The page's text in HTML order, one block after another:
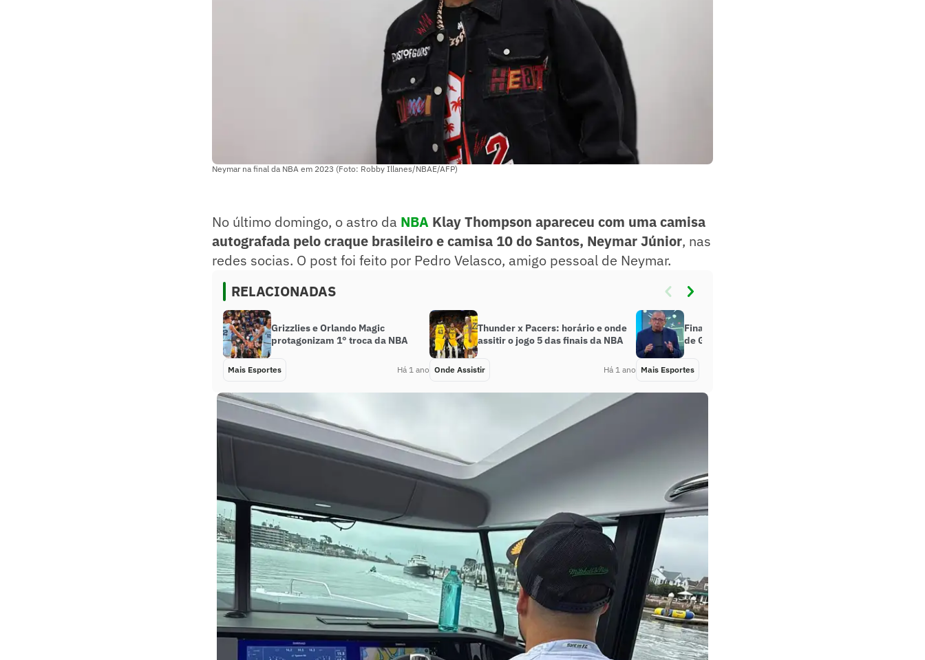
Neymar na final da NBA em 2023 (Foto: Robby Illanes/NBAE/AFP)
No último domingo, o astro da NBA Klay Thompson apareceu com uma camisa
autografada pelo craque brasileiro e camisa 10 do Santos, Neymar Júnior, nas
redes socias. O post foi feito por Pedro Velasco, amigo pessoal de Neymar.
RELACIONADAS
Grizzlies e Orlando Magic
protagonizam 1° troca da NBA
Mais Esportes Há 1 ano
Thunder x Pacers: horário e onde
assitir o jogo 5 das finais da NBA
Onde Assistir Há 1 ano
Final da NBA antecipa programa
de Galvão Bueno na Band
Mais Esportes